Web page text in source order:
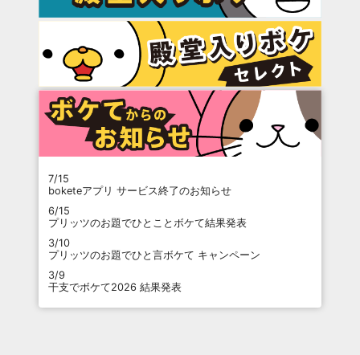
7/15
boketeアプリ サービス終了のお知らせ
6/15
プリッツのお題でひとことボケて結果発表
3/10
プリッツのお題でひと言ボケて キャンペーン
3/9
干支でボケて2026 結果発表